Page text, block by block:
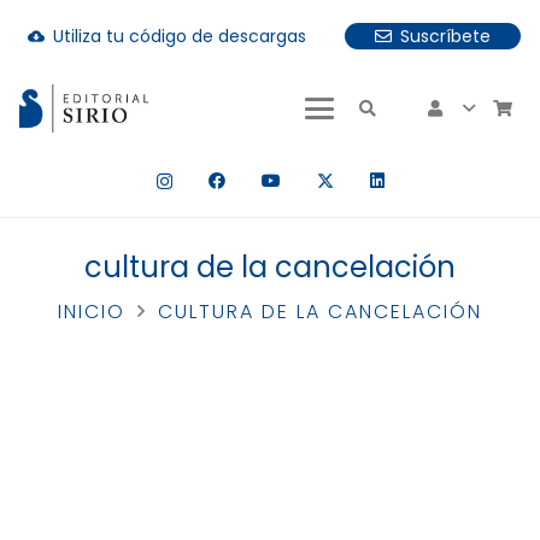
cloud_download Utiliza tu código de descargas
Suscríbete
hay resultados autocompletados, puedes utilizar las
cultura de la cancelación
INICIO CULTURA DE LA CANCELACIÓN